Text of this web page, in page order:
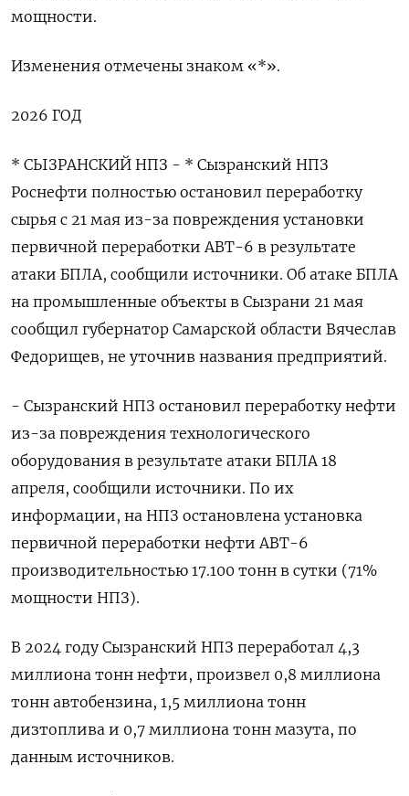
мощности.
Изменения отмечены знаком «*».
2026 ГОД
* СЫЗРАНСКИЙ НПЗ - * Сызранский НПЗ
Роснефти полностью остановил переработку
сырья с 21 мая из-за повреждения установки
первичной переработки АВТ-6 в результате
атаки БПЛА, сообщили источники. Об атаке БПЛА
на промышленные объекты в Сызрани 21 мая
сообщил губернатор Самарской области Вячеслав
Федорищев, не уточнив названия предприятий.
- Сызранский НПЗ остановил переработку нефти
из-за повреждения технологического
оборудования в результате атаки БПЛА 18
апреля, сообщили источники. По их
информации, на НПЗ остановлена установка
первичной переработки нефти АВТ-6
производительностью 17.100 тонн в сутки (71%
мощности НПЗ).
В 2024 году Сызранский НПЗ переработал 4,3
миллиона тонн нефти, произвел 0,8 миллиона
тонн автобензина, 1,5 миллиона тонн
дизтоплива и 0,7 миллиона тонн мазута, по
данным источников.